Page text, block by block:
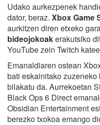
Udako aurkezpenek
dator, beraz. Xbox Game
aurkitzen diren etxeko
bideojokoakerakutsiko
YouTube zein Twitch
Emanaldiaren ostean
bati eskainitako
bilakatu da. Aurrekoetan
Black Ops 6 Direct
Obsidian Entertainment
berezko txokoa emango